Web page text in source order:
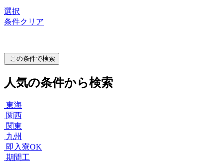
選択
条件クリア
この条件で検索
人気の条件から検索
東海
関西
関東
九州
即入寮OK
期間工